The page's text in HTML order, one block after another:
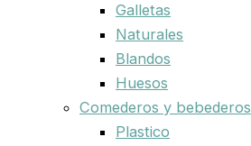
Galletas
Naturales
Blandos
Huesos
Comederos y bebederos
Plastico